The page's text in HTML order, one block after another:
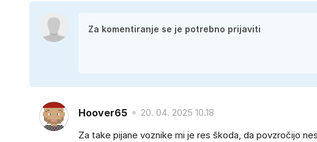
Hoover65
20. 04. 2025 10.18
Za take pijane voznike mi je res škoda, da povzročijo